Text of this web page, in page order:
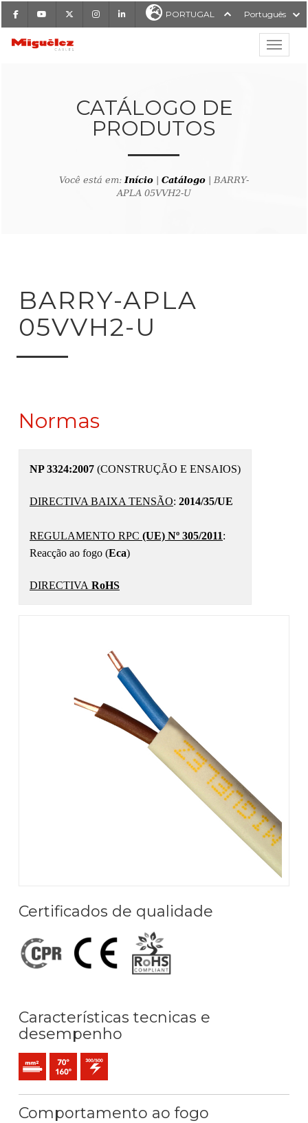
FacebookYoutube InstagramLinkedIn PORTUGAL Português
Miguélez Cabos
CATÁLOGO DE
PRODUTOS
Você está em:Início Catálogo | BARRY-
APLA 05VVH2-U
ao buscador de produtos
BARRY-APLA
05VVH2-U
Normas
NP 3324:2007 (CONSTRUÇÃO E ENSAIOS)
DIRECTIVA BAIXA TENSÃO: 2014/35/UE
REGULAMENTO RPC (UE) Nº 305/2011:
Reacção ao fogo (Eca)
DIRECTIVA RoHS
Certificados de qualidade
Características tecnicas e
desempenho
Condutor rígido maciço (classe 1) mm2
Temperatura máx. serviço: 70ºC / 160ºC
300 / 500 V C.A.
Comportamento ao fogo